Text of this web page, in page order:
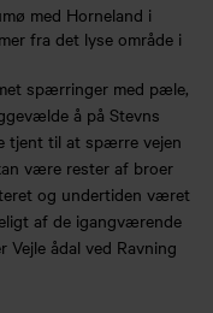
med Horneland i
fra det lyse område i
spærringer med pæle,
å på Stevns
tjent til at spærre vejen
være rester af broer
og undertiden været
af de igangværende
ådal ved Ravning